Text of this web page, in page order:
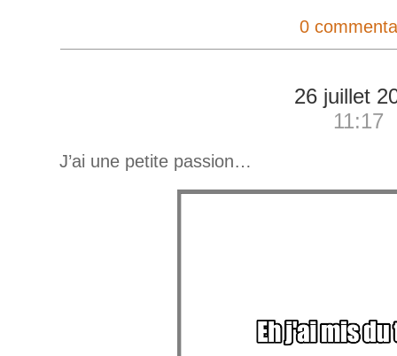
0
26 juillet
11:17
J’ai une petite passion…